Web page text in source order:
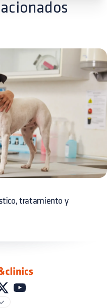
tratamiento y